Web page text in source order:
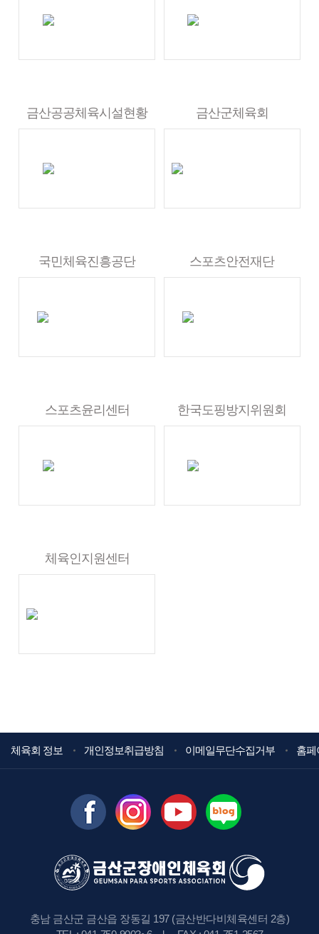
금산공공체육시설현황 금산군체육회
국민체육진흥공단 스포츠안전재단
스포츠윤리센터 한국도핑방지위원회
체육인지원센터
체육회 정보 개인정보취급방침 이메일무단수집거부 홈페
충남 금산군 금산읍 장동길 197 (금산반다비체육센터 2층)